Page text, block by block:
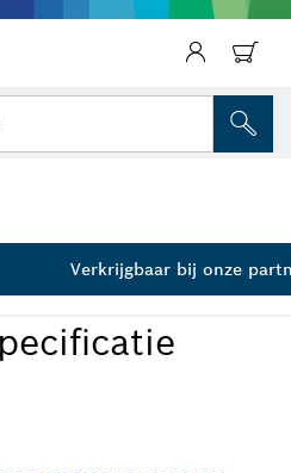
for Aluminium
Verkrijgbaar bij onze